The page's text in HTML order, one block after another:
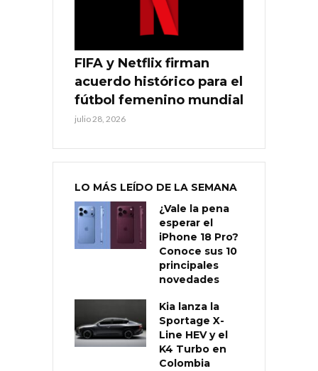
FIFA y Netflix firman
acuerdo histórico para el
fútbol femenino mundial
julio 28, 2026
LO MÁS LEÍDO DE LA SEMANA
¿Vale la pena
esperar el
iPhone 18 Pro?
Conoce sus 10
principales
novedades
Kia lanza la
Sportage X-
Line HEV y el
K4 Turbo en
Colombia